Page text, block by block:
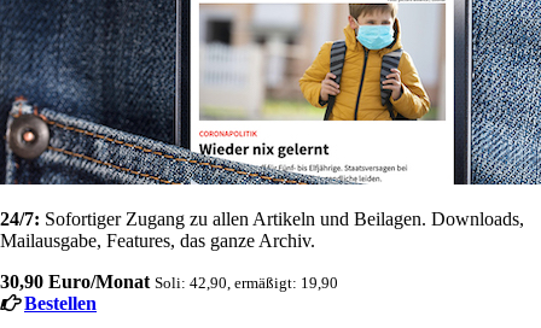
24/7: Sofortiger Zugang zu allen Artikeln und Beilagen. Downloads,
Mailausgabe, Features, das ganze Archiv.
30,90 Euro/Monat Soli: 42,90, ermäßigt: 19,90
Bestellen